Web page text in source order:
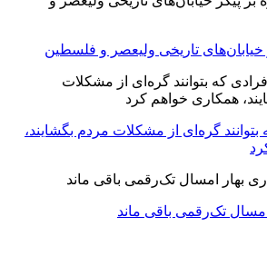
خیابان‌های تاریخی ولیعصر و فلسطین
بتوانند گره‌ای از مشکلات مردم بگشایند،
امسال تک‌رقمی باقی ماند